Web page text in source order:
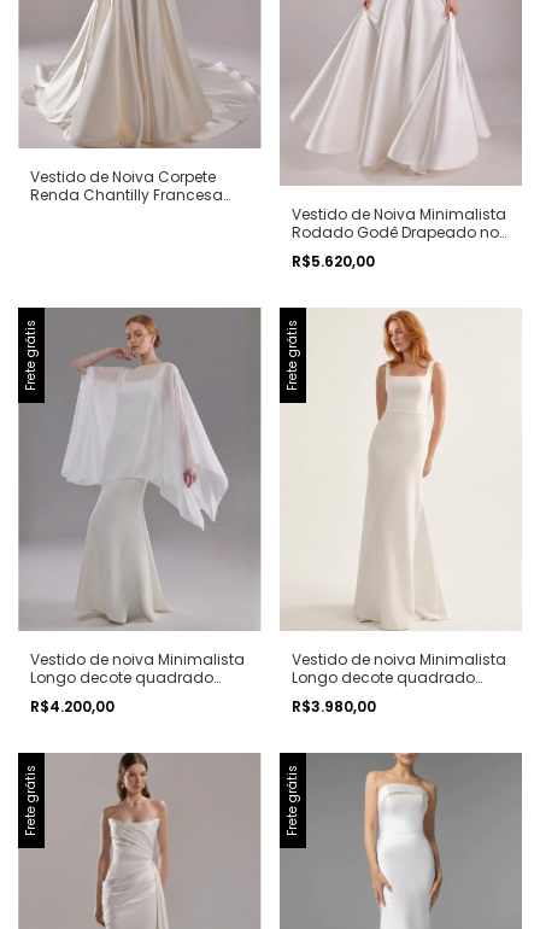
Vestido de Noiva Corpete
Renda Chantilly Francesa
Vestido de Noiva Minimalista
Rodado Godê Drapeado no
Busto Mangas
R$5.620,00
Frete grátis
Vestido de noiva Minimalista
Longo decote quadrado
sereia evase com capa
R$4.200,00
Frete grátis
Vestido de noiva Minimalista
Longo decote quadrado
sereia evase
R$3.980,00
Frete grátis Frete grátis